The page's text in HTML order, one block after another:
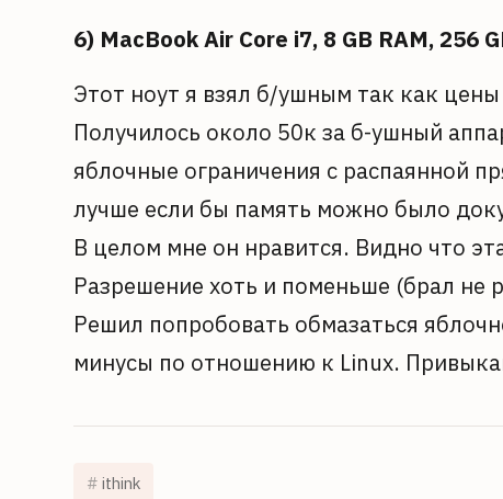
6) MacBook Air Core i7, 8 GB RAM, 256
Этот ноут я взял б/ушным так как
Получилось около 50к за б-ушный
яблочные ограничения с распаянной
лучше если бы память можно было
В целом мне он нравится. Видно что
Разрешение хоть и поменьше (брал не
Решил попробовать обмазаться
минусы по отношению к Linux.
ithink